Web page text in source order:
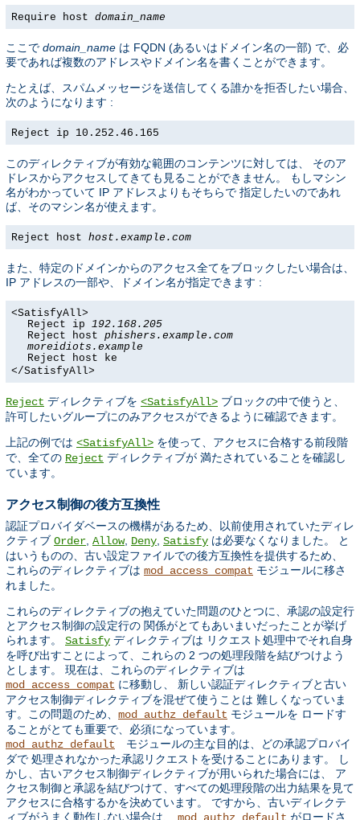
Require host domain_name
ここで domain_name は FQDN (あるいはドメイン名の一部) で、必
要であれば複数のアドレスやドメイン名を書くことができます。
たとえば、スパムメッセージを送信してくる誰かを拒否したい場合、
次のようになります :
Reject ip 10.252.46.165
このディレクティブが有効な範囲のコンテンツに対しては、 そのア
ドレスからアクセスしてきても見ることができません。 もしマシン
名がわかっていて IP アドレスよりもそちらで 指定したいのであれ
ば、そのマシン名が使えます。
Reject host host.example.com
また、特定のドメインからのアクセス全てをブロックしたい場合は、
IP アドレスの一部や、ドメイン名が指定できます :
<SatisfyAll>
Reject ip 192.168.205
Reject host phishers.example.com
moreidiots.example
Reject host ke
</SatisfyAll>
Reject ディレクティブを <SatisfyAll> ブロックの中で使うと、
許可したいグループにのみアクセスができるように確認できます。
上記の例では <SatisfyAll> を使って、アクセスに合格する前段階
で、全ての Reject ディレクティブが 満たされていることを確認し
ています。
アクセス制御の後方互換性
認証プロバイダベースの機構があるため、以前使用されていたディレ
クティブ Order, Allow, Deny, Satisfy は必要なくなりました。 と
はいうものの、古い設定ファイルでの後方互換性を提供するため、
これらのディレクティブは mod_access_compat モジュールに移さ
れました。
これらのディレクティブの抱えていた問題のひとつに、承認の設定行
とアクセス制御の設定行の 関係がとてもあいまいだったことが挙げ
られます。 Satisfy ディレクティブは リクエスト処理中でそれ自身
を呼び出すことによって、これらの 2 つの処理段階を結びつけよう
とします。 現在は、これらのディレクティブは
mod_access_compat に移動し、 新しい認証ディレクティブと古い
アクセス制御ディレクティブを混ぜて使うことは 難しくなっていま
す。この問題のため、 mod_authz_default モジュールを ロードす
ることがとても重要で、必須になっています。
mod_authz_default モジュールの主な目的は、どの承認プロバイ
ダで 処理されなかった承認リクエストを受けることにあります。 し
かし、古いアクセス制御ディレクティブが用いられた場合には、 ア
クセス制御と承認を結びつけて、すべての処理段階の出力結果を見て
アクセスに合格するかを決めています。 ですから、古いディレクテ
ィブがうまく動作しない場合は、
がロードさ